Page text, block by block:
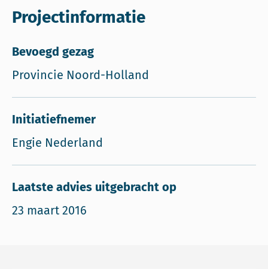
Projectinformatie
Bevoegd gezag
Provincie Noord-Holland
Initiatiefnemer
Engie Nederland
Laatste advies uitgebracht op
23 maart 2016